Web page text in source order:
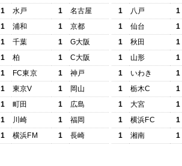
1
水戸 1
名古屋
1
浦和 1
京都
1
千葉 1
G大阪
1
柏 1
C大阪
1
FC東京 1
神戸
1
東京V 1
岡山
1
町田 1
広島
1
川崎 1
福岡
1
横浜FM 1 長崎
1
八戸
1
1
仙台
1
1
秋田
1
1
山形
1
1
いわき
1
1
栃木C
1
1
大宮
1
1
横浜FC
1
1
湘南 1